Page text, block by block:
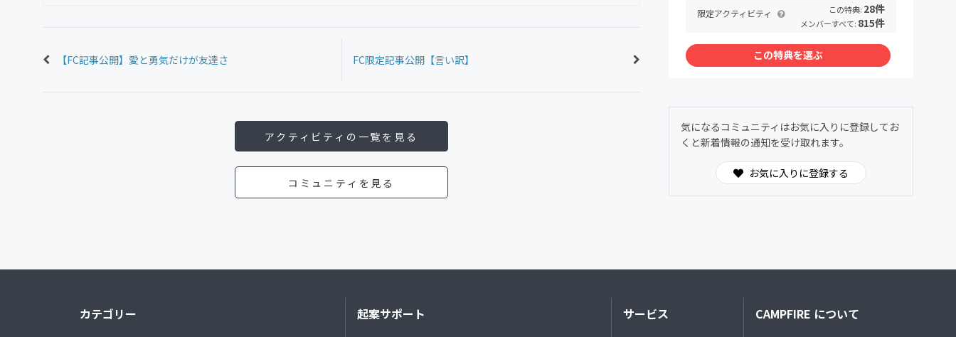
【FC記事公開】愛と勇気だけが友達さ FC限定記事公開【言い訳】
アクティビティの一覧を見る
コミュニティを見る
限定アクティビティ この特典: 28件
メンバーすべて: 815件
この特典を選ぶ
気になるコミュニティはお気に入りに登録してお
くと新着情報の通知を受け取れます。
お気に入りに登録する
カテゴリー 起案サポート サービス CAMPFIRE について